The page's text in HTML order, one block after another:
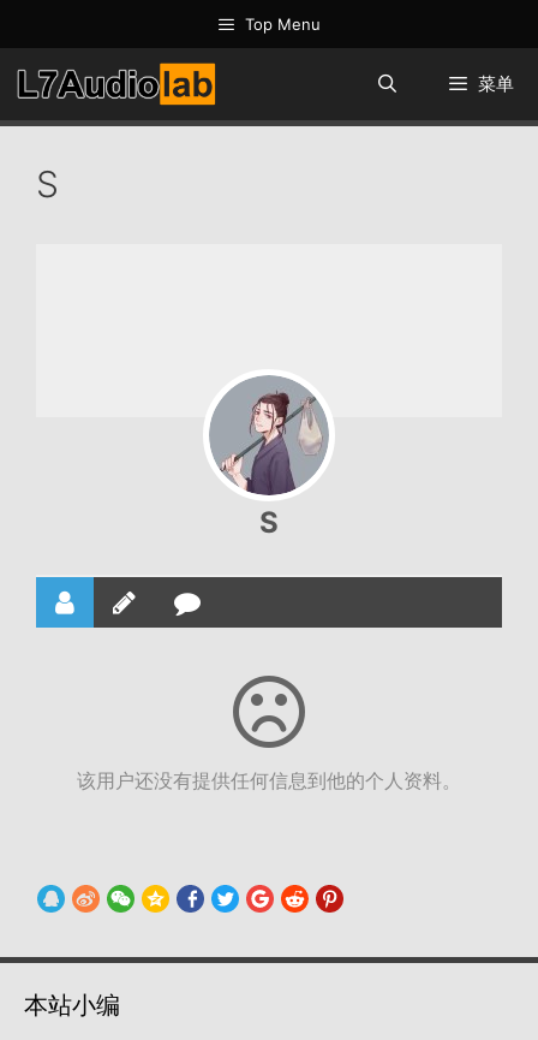
至
内
容
Top Menu
菜单
S
S
该用户还没有提供任何信息到他的个人资料。
本站小编